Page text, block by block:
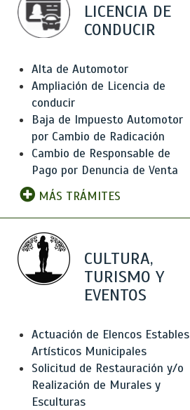
LICENCIA DE
CONDUCIR
Alta de Automotor
Ampliación de Licencia de
conducir
Baja de Impuesto Automotor
por Cambio de Radicación
Cambio de Responsable de
Pago por Denuncia de Venta
MÁS TRÁMITES
CULTURA,
TURISMO Y
EVENTOS
Actuación de Elencos Estables
Artísticos Municipales
Solicitud de Restauración y/o
Realización de Murales y
Esculturas